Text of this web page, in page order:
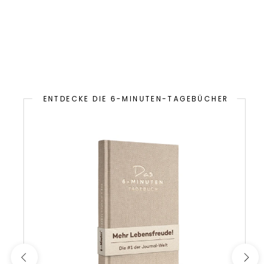
ENTDECKE DIE 6-MINUTEN-TAGEBÜCHER